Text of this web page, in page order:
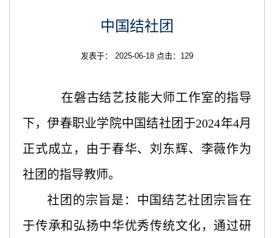
中国结社团
发表于： 2025-06-18 点击： 129
在磐古结艺技能大师工作室的指导
下，伊春职业学院中国结社团于2024年4月
正式成立，由于春华、刘东辉、李薇作为
社团的指导教师。
社团的宗旨是：中国结艺社团宗旨在
于传承和弘扬中华优秀传统文化，通过研